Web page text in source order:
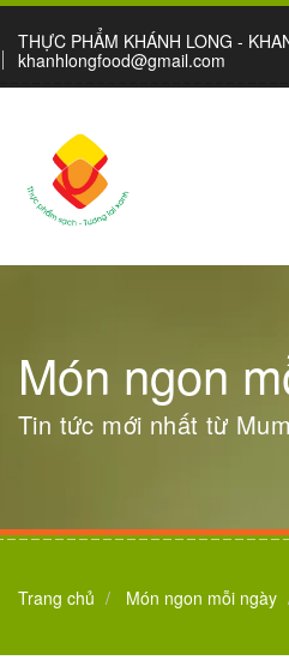
THỰC PHẨM KHÁNH LONG -
khanhlongfood@gmail.com
Món ngon
Tin tức mới nhất từ
Trang chủ Món ngon mỗi ngày